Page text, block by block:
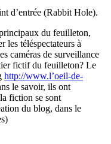
d’entrée (Rabbit Hole).
du feuilleton,
les téléspectateurs à
caméras de surveillance
fictif du feuilleton? Le
http://www.l’oeil-de-
le savoir, ils ont
fiction se sont
du blog, dans le